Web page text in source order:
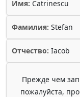
Имя: Catrinescu
Фамилия: Stefan
Отчество: Iacob
Прежде чем
пожалуйста,